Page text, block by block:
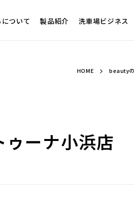
ついて 製品紹介 洗車場ビジネス
HOME beauty
ゥーナ小浜店